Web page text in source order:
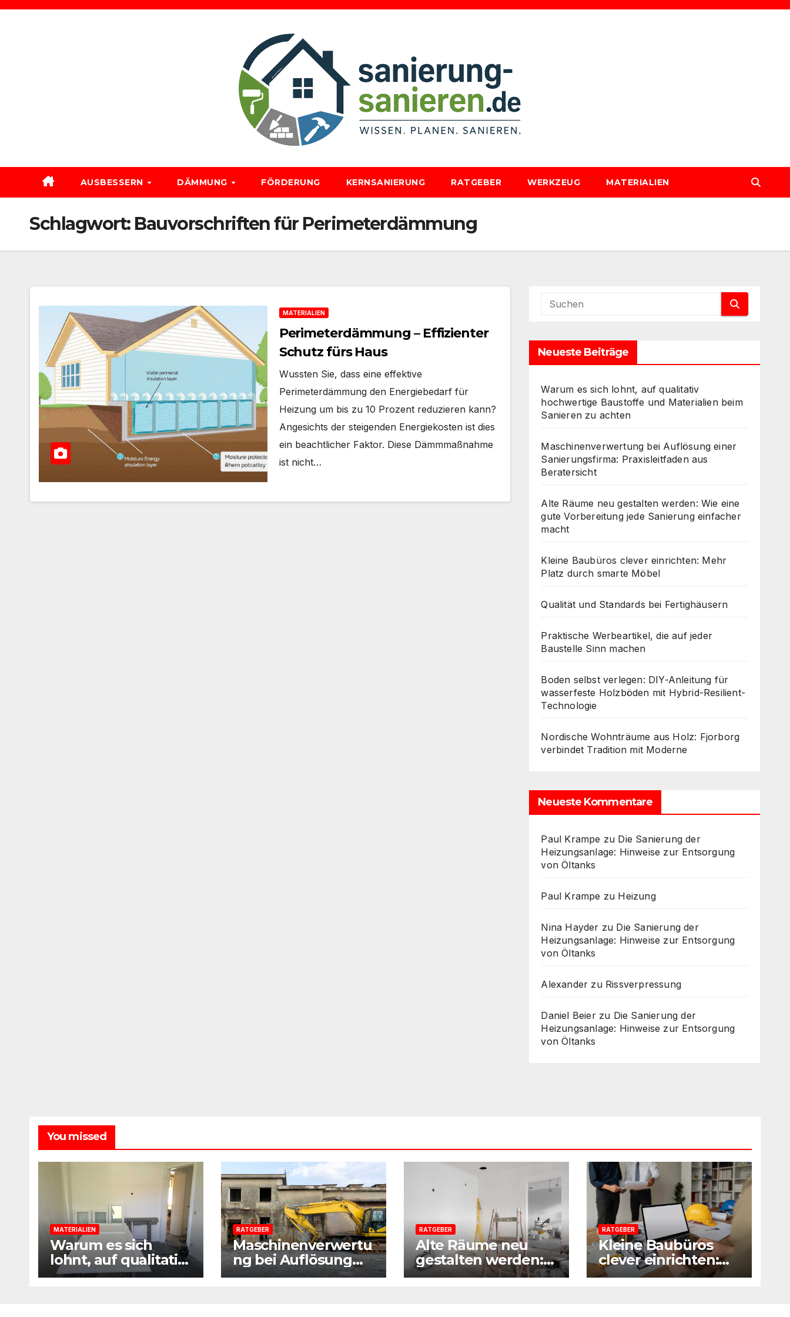
Zum
AUSBESSERN DÄMMUNG FÖRDERUNG KERNSANIERUNG RATGEBER WERKZEUG MATERIALIEN
Schlagwort: Bauvorschriften für Perimeterdämmung
MATERIALIEN
Perimeterdämmung – Effizienter
Schutz fürs Haus
Wussten Sie, dass eine effektive
Perimeterdämmung den Energiebedarf für
Heizung um bis zu 10 Prozent reduzieren kann?
Angesichts der steigenden Energiekosten ist dies
ein beachtlicher Faktor. Diese Dämmmaßnahme
ist nicht…
Neueste Beiträge
Warum es sich lohnt, auf qualitativ
hochwertige Baustoffe und Materialien beim
Sanieren zu achten
Maschinenverwertung bei Auflösung einer
Sanierungsfirma: Praxisleitfaden aus
Beratersicht
Alte Räume neu gestalten werden: Wie eine
gute Vorbereitung jede Sanierung einfacher
macht
Kleine Baubüros clever einrichten: Mehr
Platz durch smarte Möbel
Qualität und Standards bei Fertighäusern
Praktische Werbeartikel, die auf jeder
Baustelle Sinn machen
Boden selbst verlegen: DIY-Anleitung für
wasserfeste Holzböden mit Hybrid-Resilient-
Technologie
Nordische Wohnträume aus Holz: Fjorborg
verbindet Tradition mit Moderne
Neueste Kommentare
Paul Krampe zu Die Sanierung der
Heizungsanlage: Hinweise zur Entsorgung
von Öltanks
Paul Krampe zu Heizung
Nina Hayder zu Die Sanierung der
Heizungsanlage: Hinweise zur Entsorgung
von Öltanks
Alexander zu Rissverpressung
Daniel Beierzu Die Sanierung der
Heizungsanlage: Hinweise zur Entsorgung
von Öltanks
You missed
MATERIALIEN
Warum es sich
lohnt, auf qualitativ
hochwertige
RATGEBER
Maschinenverwertu
ng bei Auflösung
einer
RATGEBER
Alte Räume neu
gestalten werden:
Wie eine gute
RATGEBER
Kleine Baubüros
clever einrichten:
Mehr Platz durch